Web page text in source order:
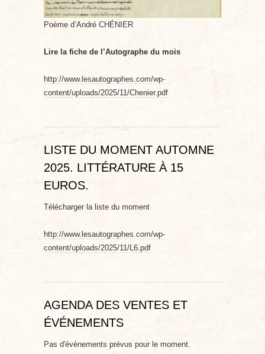
Poème d’André CHÉNIER
Lire la fiche de l’Autographe du mois
http://www.lesautographes.com/wp-
content/uploads/2025/11/Chenier.pdf
LISTE DU MOMENT AUTOMNE
2025. LITTÉRATURE À 15
EUROS.
Télécharger la liste du moment
http://www.lesautographes.com/wp-
content/uploads/2025/11/L6.pdf
AGENDA DES VENTES ET
ÉVÉNEMENTS
Pas d'évènements prévus pour le moment.